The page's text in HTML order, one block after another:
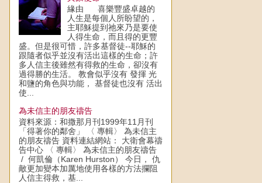
緣由 喜樂豐盛卓越的
人生是每個人所盼望的，
主耶穌提到祂來乃是要使
人得生命，而且得的更豐
盛。但是很可惜，許多基督徒--耶穌的
跟隨者似乎並沒有活出這樣的生命；許
多人信主後雖然有得救的生命，卻沒有
過得勝的生活。 教會似乎沒有 發揮 光
和鹽的角色與功能， 基督徒也沒有 活出
使...
為未信主的朋友禱告
資料來源：和撒那月刊1999年11月刊
「得著你的鄰舍」 〈 專輯〉 為未信主
的朋友禱告 資料連結網站： 大衛會幕禱
告中心 〈 專輯〉 為未信主的朋友禱告
/ 何凱倫（Karen Hurston） 今日， 仇
敵更加變本加厲地使用各樣的方法攔阻
人信主得救，基...